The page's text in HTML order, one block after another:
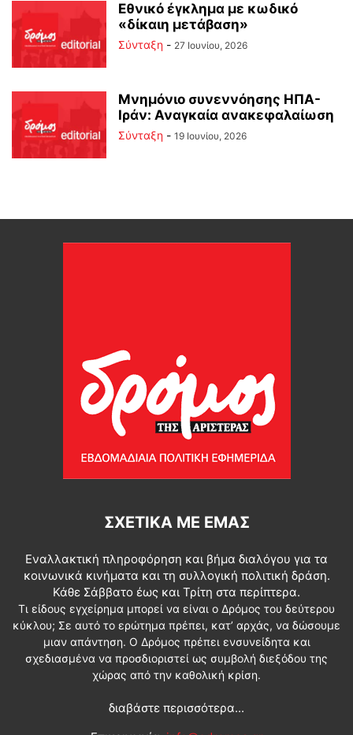
Εθνικό έγκλημα με κωδικό
«δίκαιη μετάβαση»
Σύνταξη - 27 Ιουνίου, 2026
Μνημόνιο συνεννόησης ΗΠΑ-
Ιράν: Αναγκαία ανακεφαλαίωση
Σύνταξη - 19 Ιουνίου, 2026
ΣΧΕΤΙΚΆ ΜΕ ΕΜΆΣ
Εναλλακτική πληροφόρηση και βήμα διαλόγου για τα
κοινωνικά κινήματα και τη συλλογική πολιτική δράση.
Κάθε Σάββατο έως και Τρίτη στα περίπτερα.
Τι είδους εγχείρημα μπορεί να είναι ο Δρόμος του δεύτερου
κύκλου; Σε αυτό το ερώτημα πρέπει, κατ’ αρχάς, να δώσουμε
μιαν απάντηση. Ο Δρόμος πρέπει ενσυνείδητα και
σχεδιασμένα να προσδιοριστεί ως συμβολή διεξόδου της
χώρας από την καθολική κρίση.
διαβάστε περισσότερα...